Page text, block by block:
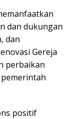
dan dukungan
dan
Gereja
perbaikan
positif